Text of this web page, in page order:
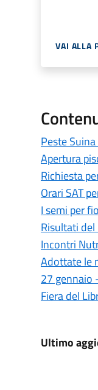
VAI ALLA
Peste
Apertura
Richiesta
Orari SAT
I semi per
Risultati
Incontri
Adottate le
27 gennaio
Fiera del
Ultimo